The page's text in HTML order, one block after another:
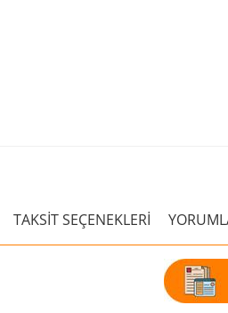
TAKSİT SEÇENEKLERİ